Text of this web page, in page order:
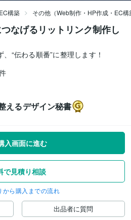
構築 その他（Web制作・HP作成・EC構
なげるリットリンク制作し
“伝わる順番”に整理します！
えるデザイン秘書
入画面に進む
で見積り相談
から購入までの流れ
出品者に質問